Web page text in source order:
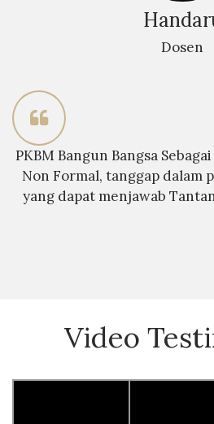
Dosen
PKBM Bangun Bangsa
Non Formal, tanggap dalam
yang dapat menjawab
Video